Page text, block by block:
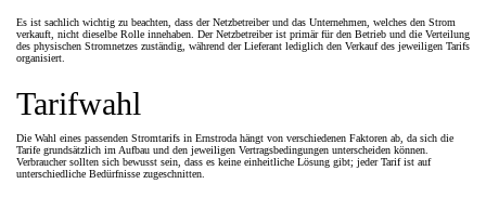
Es ist sachlich wichtig zu beachten, dass der Netzbetreiber und das Unternehmen, welches den Strom
verkauft, nicht dieselbe Rolle innehaben. Der Netzbetreiber ist primär für den Betrieb und die Verteilung
des physischen Stromnetzes zuständig, während der Lieferant lediglich den Verkauf des jeweiligen Tarifs
organisiert.
Tarifwahl
Die Wahl eines passenden Stromtarifs in Ernstroda hängt von verschiedenen Faktoren ab, da sich die
Tarife grundsätzlich im Aufbau und den jeweiligen Vertragsbedingungen unterscheiden können.
Verbraucher sollten sich bewusst sein, dass es keine einheitliche Lösung gibt; jeder Tarif ist auf
unterschiedliche Bedürfnisse zugeschnitten.